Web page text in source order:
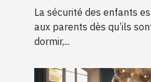
La sécurité des enfants
aux parents dès qu’ils
dormir,...